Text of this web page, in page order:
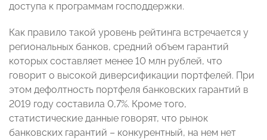
доступа к программам господдержки.
Как правило такой уровень рейтинга встречается у
региональных банков, средний объем гарантий
которых составляет менее 10 млн рублей, что
говорит о высокой диверсификации портфелей. При
этом дефолтность портфеля банковских гарантий в
2019 году составила 0,7%. Кроме того,
статистические данные говорят, что рынок
банковских гарантий – конкурентный, на нем нет